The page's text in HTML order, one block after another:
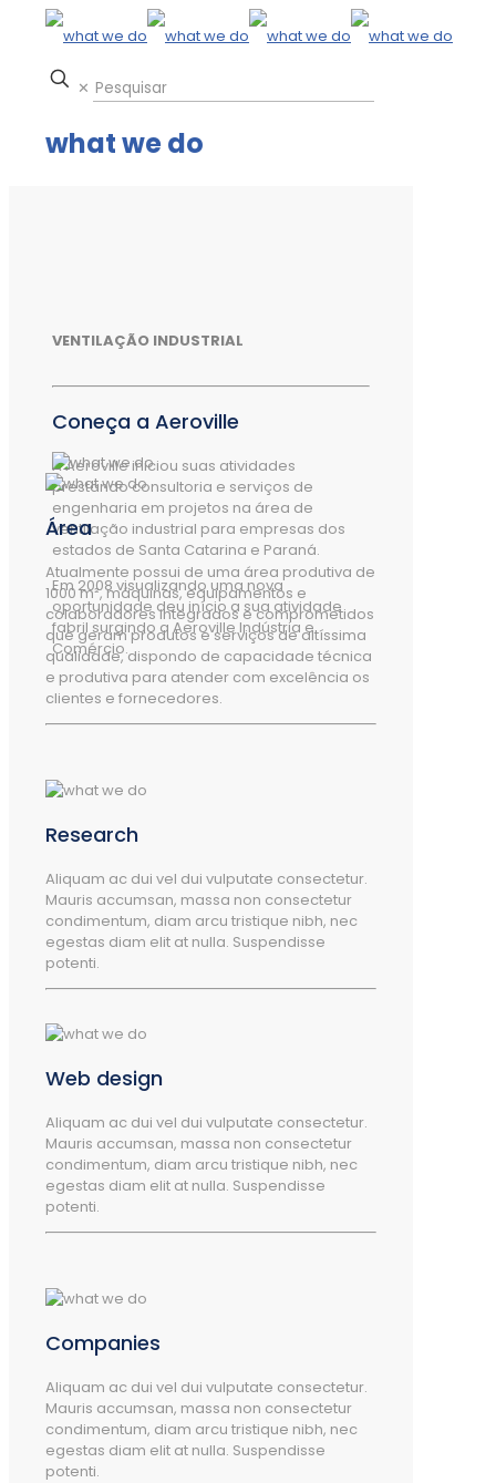
✕
what we do
VENTILAÇÃO INDUSTRIAL
Coneça a Aeroville
A Aeroville iniciou suas atividades
prestando consultoria e serviços de
engenharia em projetos na área de
ventilação industrial para empresas dos
estados de Santa Catarina e Paraná.
Em 2008 visualizando uma nova
oportunidade deu início a sua atividade
fabril surgindo a Aeroville Indústria e
Comércio.
Área
Atualmente possui de uma área produtiva de
1000 m², máquinas, equipamentos e
colaboradores integrados e comprometidos
que geram produtos e serviços de altíssima
qualidade, dispondo de capacidade técnica
e produtiva para atender com excelência os
clientes e fornecedores.
Research
Aliquam ac dui vel dui vulputate consectetur.
Mauris accumsan, massa non consectetur
condimentum, diam arcu tristique nibh, nec
egestas diam elit at nulla. Suspendisse
potenti.
Web design
Aliquam ac dui vel dui vulputate consectetur.
Mauris accumsan, massa non consectetur
condimentum, diam arcu tristique nibh, nec
egestas diam elit at nulla. Suspendisse
potenti.
Companies
Aliquam ac dui vel dui vulputate consectetur.
Mauris accumsan, massa non consectetur
condimentum, diam arcu tristique nibh, nec
egestas diam elit at nulla. Suspendisse
potenti.